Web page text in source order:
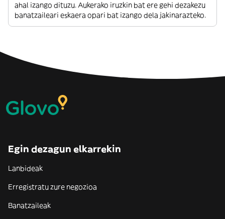
ahal izango dituzu. Aukerako iruzkin bat ere gehi dezakezu
banatzaileari eskaera opari bat izango dela jakinarazteko.
Egin dezagun elkarrekin
Lanbideak
Erregistratu zure negozioa
Banatzaileak